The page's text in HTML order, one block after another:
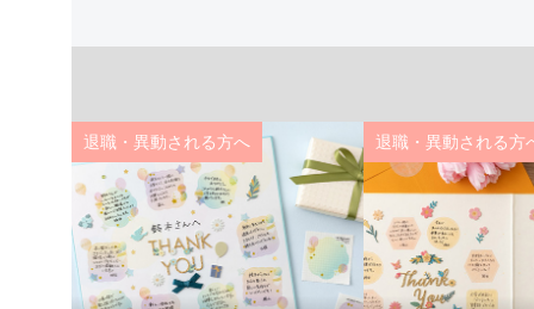
退職・異動される方へ 退職・異動される方